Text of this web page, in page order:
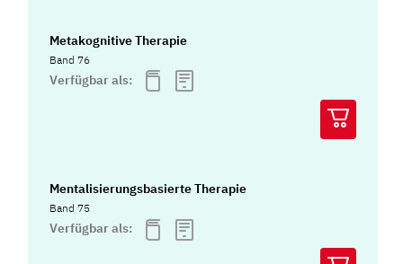
Metakognitive Therapie
Band 76
Verfügbar als:
Mentalisierungsbasierte Therapie
Band 75
Verfügbar als: